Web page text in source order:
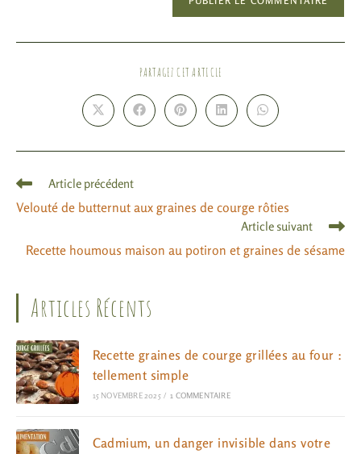
PARTAGEZ CET ARTICLE
Article précédent
Velouté de butternut aux graines de courge rôties
Article suivant
Recette houmous maison au potiron et graines de sésame
Articles Récents
Recette graines de courge grillées au four :
tellement simple
15 NOVEMBRE 2025 / 1 COMMENTAIRE
Cadmium, un danger invisible dans votre